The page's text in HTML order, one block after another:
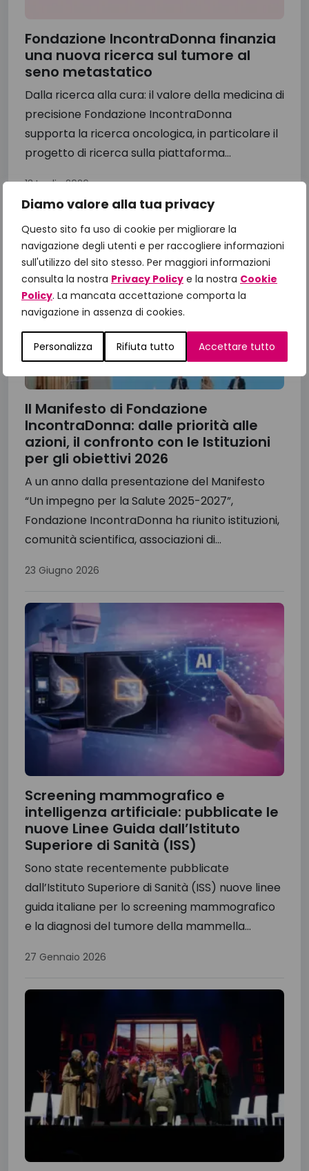
Diamo valore alla tua privacy
Questo sito fa uso di cookie per migliorare la
navigazione degli utenti e per raccogliere informazioni
sull'utilizzo del sito stesso. Per maggiori informazioni
consulta la nostra Privacy Policy e la nostra Cookie
Policy. La mancata accettazione comporta la
navigazione in assenza di cookies.
Personalizza Rifiuta tutto Accettare tutto
Fondazione IncontraDonna finanzia
una nuova ricerca sul tumore al
seno metastatico
Dalla ricerca alla cura: il valore della medicina di
precisione Fondazione IncontraDonna
supporta la ricerca oncologica, in particolare il
progetto di ricerca sulla piattaforma...
13 Luglio 2026
Il Manifesto di Fondazione
IncontraDonna: dalle priorità alle
azioni, il confronto con le Istituzioni
per gli obiettivi 2026
A un anno dalla presentazione del Manifesto
“Un impegno per la Salute 2025-2027”,
Fondazione IncontraDonna ha riunito istituzioni,
comunità scientifica, associazioni di...
23 Giugno 2026
Screening mammografico e
intelligenza artificiale: pubblicate le
nuove Linee Guida dall’Istituto
Superiore di Sanità (ISS)
Sono state recentemente pubblicate
dall’Istituto Superiore di Sanità (ISS) nuove linee
guida italiane per lo screening mammografico
e la diagnosi del tumore della mammella...
27 Gennaio 2026